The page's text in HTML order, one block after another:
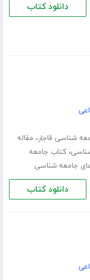
دانلود کتاب
شناسی قاجار، مقاله
،کتاب جامعه
جامعه شناسی
دانلود کتاب